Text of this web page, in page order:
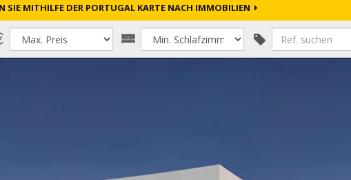
SIE MITHILFE DER PORTUGAL KARTE NACH IMMOBILIEN